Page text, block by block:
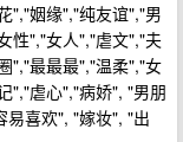
","姻缘","纯友谊","男
性","女人","虐文","夫
","最最最","温柔","女
","虐心","病娇", "男朋
易喜欢", "嫁妆", "出